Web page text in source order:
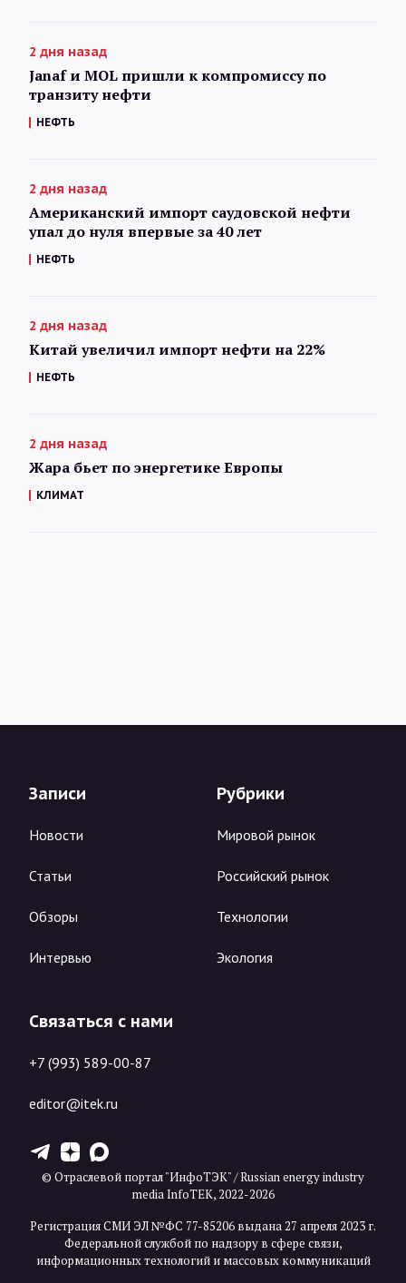
2 дня назад
Janaf и MOL пришли к компромиссу по
транзиту нефти
НЕФТЬ
2 дня назад
Американский импорт саудовской нефти
упал до нуля впервые за 40 лет
НЕФТЬ
2 дня назад
Китай увеличил импорт нефти на 22%
НЕФТЬ
2 дня назад
Жара бьет по энергетике Европы
КЛИМАТ
Записи
Новости
Статьи
Обзоры
Интервью
Рубрики
Мировой рынок
Российский рынок
Технологии
Экология
Связаться с нами
+7 (993) 589-00-87
editor@itek.ru
T Z X
© Отраслевой портал "ИнфоТЭК" / Russian energy industry
media InfoTEK, 2022-2026
Регистрация СМИ ЭЛ №ФС 77-85206 выдана 27 апреля 2023 г.
Федеральной службой по надзору в сфере связи,
информационных технологий и массовых коммуникаций